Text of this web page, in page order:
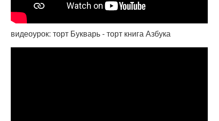
видеоурок: торт Букварь - торт книга Азбука